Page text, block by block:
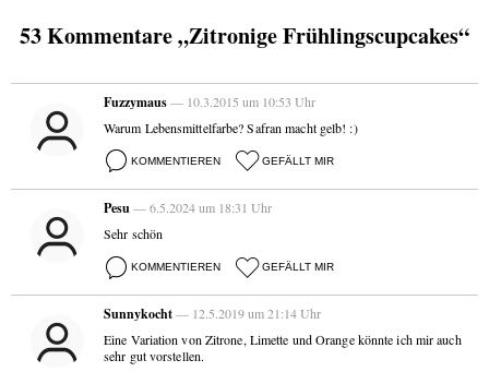
53 Kommentare „Zitronige Frühlingscupcakes“
Fuzzymaus— 10.3.2015 um 10:53 Uhr
Warum Lebensmittelfarbe? Safran macht gelb! :)
KOMMENTIEREN GEFÄLLT MIR
Pesu— 6.5.2024 um 18:31 Uhr
Sehr schön
KOMMENTIEREN GEFÄLLT MIR
Sunnykocht— 12.5.2019 um 21:14 Uhr
Eine Variation von Zitrone, Limette und Orange könnte ich mir auch
sehr gut vorstellen.